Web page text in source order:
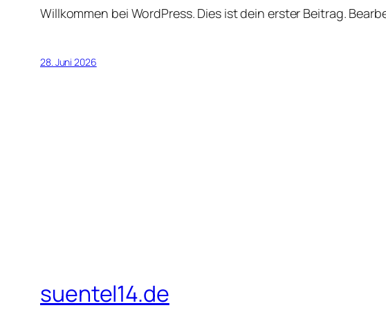
Willkommen bei WordPress. Dies ist dein erster Beitrag.
28. Juni 2026
suentel14.de